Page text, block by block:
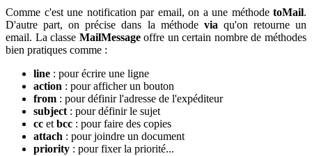
Comme c'est une notification par email, on a une méthode toMail.
D'autre part, on précise dans la méthode via qu'on retourne un
email. La classe MailMessageoffre un certain nombre de méthodes
bien pratiques comme :
line : pour écrire une ligne
action : pour afficher un bouton
from : pour définir l'adresse de l'expéditeur
subject : pour définir le sujet
cc et bcc : pour faire des copies
attach : pour joindre un document
priority : pour fixer la priorité...